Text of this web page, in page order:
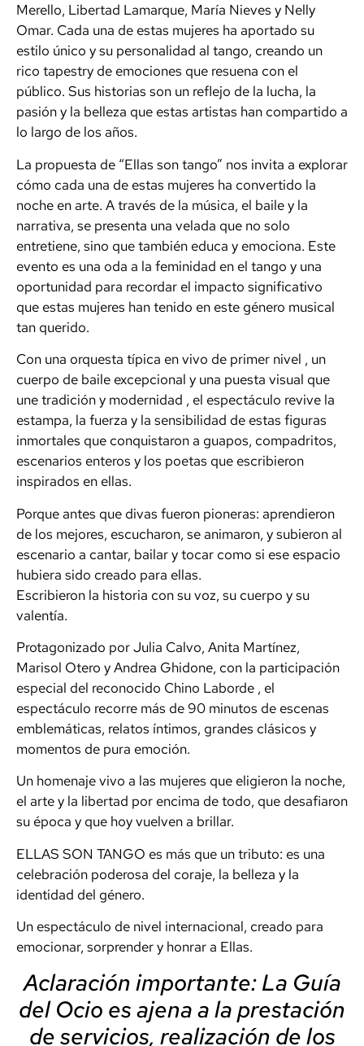
Merello, Libertad Lamarque, María Nieves y Nelly
Omar. Cada una de estas mujeres ha aportado su
estilo único y su personalidad al tango, creando un
rico tapestry de emociones que resuena con el
público. Sus historias son un reflejo de la lucha, la
pasión y la belleza que estas artistas han compartido a
lo largo de los años.
La propuesta de “Ellas son tango” nos invita a explorar
cómo cada una de estas mujeres ha convertido la
noche en arte. A través de la música, el baile y la
narrativa, se presenta una velada que no solo
entretiene, sino que también educa y emociona. Este
evento es una oda a la feminidad en el tango y una
oportunidad para recordar el impacto significativo
que estas mujeres han tenido en este género musical
tan querido.
Con una orquesta típica en vivo de primer nivel , un
cuerpo de baile excepcional y una puesta visual que
une tradición y modernidad , el espectáculo revive la
estampa, la fuerza y la sensibilidad de estas figuras
inmortales que conquistaron a guapos, compadritos,
escenarios enteros y los poetas que escribieron
inspirados en ellas.
Porque antes que divas fueron pioneras: aprendieron
de los mejores, escucharon, se animaron, y subieron al
escenario a cantar, bailar y tocar como si ese espacio
hubiera sido creado para ellas.
Escribieron la historia con su voz, su cuerpo y su
valentía.
Protagonizado por Julia Calvo, Anita Martínez,
Marisol Otero y Andrea Ghidone, con la participación
especial del reconocido Chino Laborde , el
espectáculo recorre más de 90 minutos de escenas
emblemáticas, relatos íntimos, grandes clásicos y
momentos de pura emoción.
Un homenaje vivo a las mujeres que eligieron la noche,
el arte y la libertad por encima de todo, que desafiaron
su época y que hoy vuelven a brillar.
ELLAS SON TANGO es más que un tributo: es una
celebración poderosa del coraje, la belleza y la
identidad del género.
Un espectáculo de nivel internacional, creado para
emocionar, sorprender y honrar a Ellas.
Aclaración importante: La Guía
del Ocio es ajena a la prestación
de servicios, realización de los